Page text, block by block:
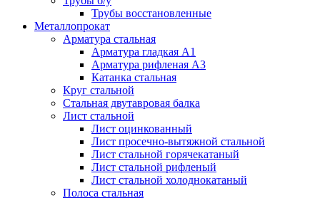
Трубы восстановленные
Металлопрокат
Арматура стальная
Арматура гладкая А1
Арматура рифленая А3
Катанка стальная
Круг стальной
Стальная двутавровая балка
Лист стальной
Лист оцинкованный
Лист просечно-вытяжной стальной
Лист стальной горячекатаный
Лист стальной рифленый
Лист стальной холоднокатаный
Полоса стальная